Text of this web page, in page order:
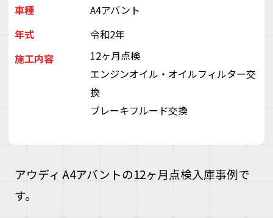
車種
A4アバント
年式
令和2年
施工内容
12ヶ月点検
エンジンオイル・オイルフィルター交
換
ブレーキフルード交換
アウディ A4アバントの12ヶ月点検入庫事例で
す。